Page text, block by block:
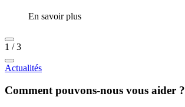
En savoir plus
1 /3
Actualités
Comment pouvons-nous vous aider ?